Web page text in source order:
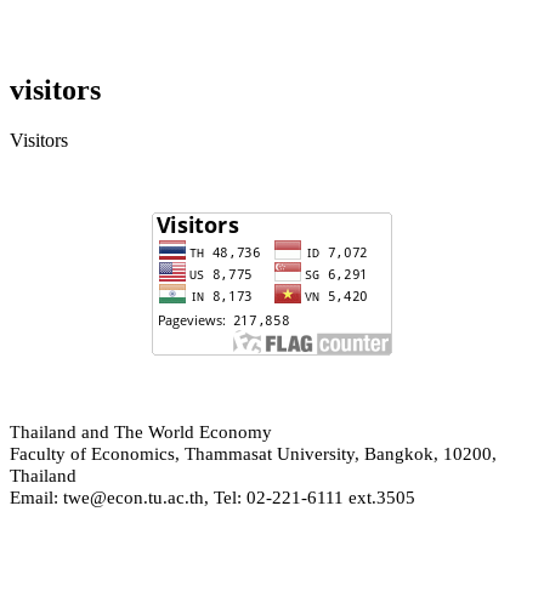
visitors
Visitors
Thailand and The World Economy
Faculty of Economics, Thammasat University, Bangkok, 10200,
Thailand
Email: twe@econ.tu.ac.th, Tel: 02-221-6111 ext.3505